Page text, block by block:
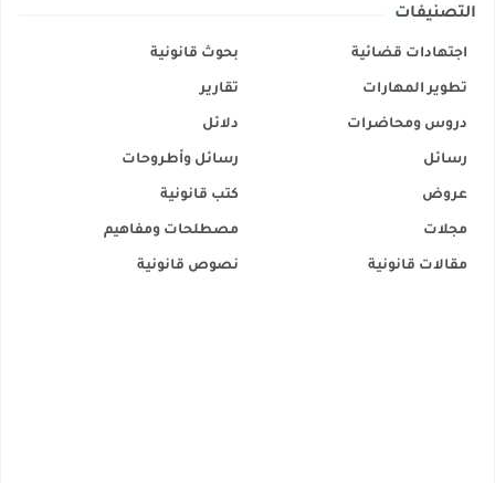
التصنيفات
اجتهادات قضائية بحوث قانونية
تطوير المهارات تقارير
دروس ومحاضرات دلائل
رسائل رسائل وأطروحات
عروض كتب قانونية
مجلات مصطلحات ومفاهيم
مقالات قانونية نصوص قانونية